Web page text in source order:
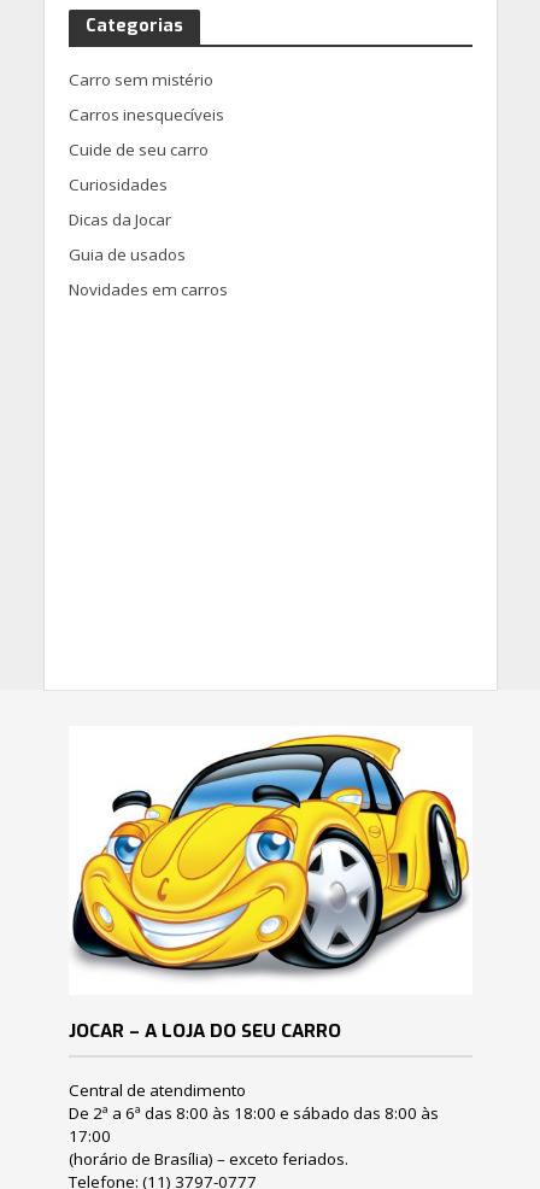
Categorias
Carro sem mistério
Carros inesquecíveis
Cuide de seu carro
Curiosidades
Dicas da Jocar
Guia de usados
Novidades em carros
JOCAR – A LOJA DO SEU CARRO
Central de atendimento
De 2ª a 6ª das 8:00 às 18:00 e sábado das 8:00 às
17:00
(horário de Brasília) – exceto feriados.
Telefone: (11) 3797-0777